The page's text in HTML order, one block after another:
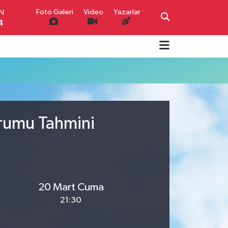
0
Foto Galeri Video Yazarlar
Tahmini
20 Mart Cuma
21:30